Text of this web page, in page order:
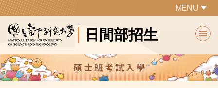
跳
主
要
內
容
區
日間部招生
MENU